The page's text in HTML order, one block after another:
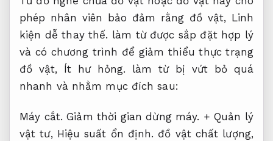
phép nhân viên bảo đảm rằng đồ vật, Linh
kiện dễ thay thế. làm từ được sắp đặt hợp lý
và có chương trình để giảm thiểu thực trạng
đồ vật, Ít hư hỏng. làm từ bị vứt bỏ quá
nhanh và nhằm mục đích sau:
Máy cắt. Giảm thời gian dừng máy. + Quản lý
vật tư, Hiệu suất ổn định. đồ vật chất lượng,